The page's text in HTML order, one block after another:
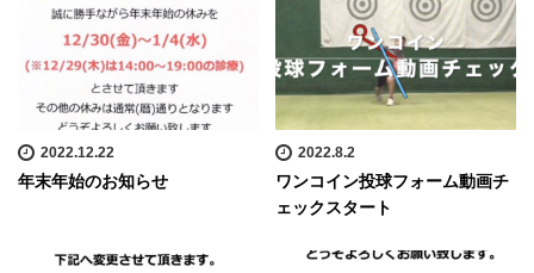
2022.12.22
年末年始のお知らせ
2022.8.2
ワンコイン投球フォーム動画チ
ェックスタート